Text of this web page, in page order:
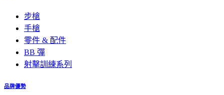
步槍
手槍
零件 & 配件
BB 彈
射擊訓練系列
品牌優勢